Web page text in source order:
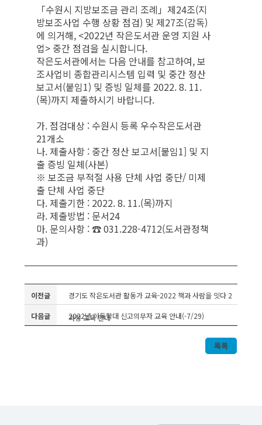
「수원시 지방보조금 관리 조례」제24조(지
방보조사업 수행 상황 점검) 및 제27조(감독)
에 의거해, <2022년 작은도서관 운영 지원 사
업> 중간 점검을 실시합니다.
작은도서관에서는 다음 안내를 참고하여, 보
조사업비 종합관리시스템 입력 및 중간 정산
보고서(붙임1) 및 증빙 일체를 2022. 8. 11.
(목)까지 제출하시기 바랍니다.
가. 점검대상 : 수원시 등록 우수작은도서관
21개소
나. 제출사항 : 중간 정산 보고서[붙임1] 및 지
출 증빙 일체(사본)
※ 보조금 부적절 사용 단체 사업 중단/ 미제
출 단체 사업 중단
다. 제출기한 : 2022. 8. 11.(목)까지
라. 제출방법 : 문서24
마. 문의사항 : ☎ 031.228-4712(도서관정책
과)
이전글 경기도 작은도서관 활동가 교육-2022 책과 사람을 잇다 2
과정 교육 안내
다음글 2022년 아동학대 신고의무자 교육 안내(-7/29)
목록